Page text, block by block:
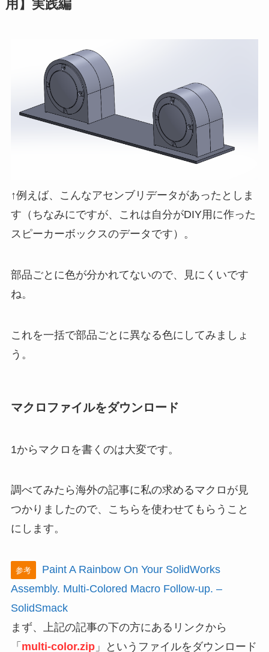
用】実践編
↑例えば、こんなアセンブリデータがあったとしま
す（ちなみにですが、これは自分がDIY用に作った
スピーカーボックスのデータです）。
部品ごとに色が分かれてないので、見にくいです
ね。
これを一括で部品ごとに異なる色にしてみましょ
う。
マクロファイルをダウンロード
1からマクロを書くのは大変です。
調べてみたら海外の記事に私の求めるマクロが見
つかりましたので、こちらを使わせてもらうこと
にします。
参考
Paint A Rainbow On Your SolidWorks
Assembly. Multi-Colored Macro Follow-up. –
SolidSmack
まず、上記の記事の下の方にあるリンクから
「 multi-color.zip」というファイルをダウンロード